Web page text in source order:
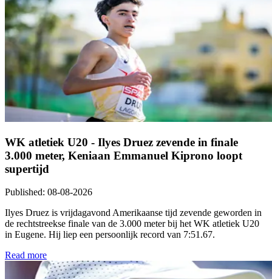
WK atletiek U20 - Ilyes Druez zevende in finale
3.000 meter, Keniaan Emmanuel Kiprono loopt
supertijd
Published: 08-08-2026
Ilyes Druez is vrijdagavond Amerikaanse tijd zevende geworden in
de rechtstreekse finale van de 3.000 meter bij het WK atletiek U20
in Eugene. Hij liep een persoonlijk record van 7:51.67.
Read more